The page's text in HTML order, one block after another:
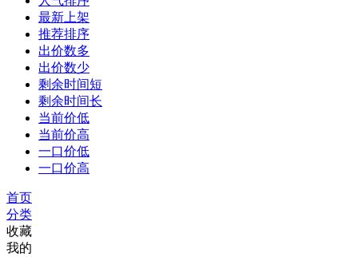
最新上架
推荐排序
出价数多
出价数少
剩余时间短
剩余时间长
当前价低
当前价高
一口价低
一口价高
首页
分类
收藏
我的